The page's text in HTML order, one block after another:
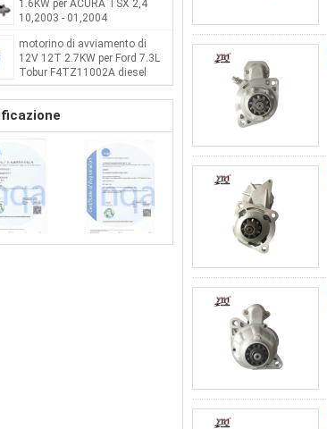
1.6KW per ACURA TSX 2,4
10,2003 - 01,2004
motorino di avviamento di
12V 12T 2.7KW per Ford 7.3L
Tobur F4TZ11002A diesel
F4TZ11002ARM